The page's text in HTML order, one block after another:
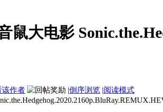
鼠大电影
该作者 |倒序浏览 |阅读模式